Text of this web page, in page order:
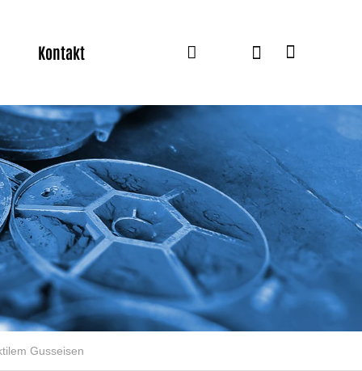
Kontakt
Gusseisen